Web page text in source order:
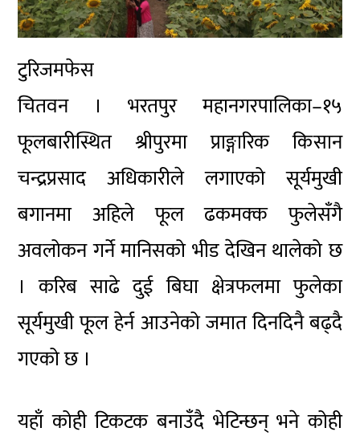
टुरिजमफेस
चितवन । भरतपुर महानगरपालिका–१५
फूलबारीस्थित श्रीपुरमा प्राङ्गारिक किसान
चन्द्रप्रसाद अधिकारीले लगाएको सूर्यमुखी
बगानमा अहिले फूल ढकमक्क फुलेसँगै
अवलोकन गर्ने मानिसको भीड देखिन थालेको छ
। करिब साढे दुई बिघा क्षेत्रफलमा फुलेका
सूर्यमुखी फूल हेर्न आउनेको जमात दिनदिनै बढ्दै
गएको छ ।
यहाँ कोही टिकटक बनाउँदै भेटिन्छन् भने कोही